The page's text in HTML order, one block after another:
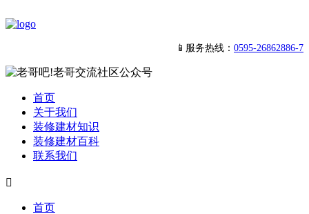
📱服务热线： 0595-26862886-7
首页
关于我们
装修建材知识
装修建材百科
联系我们

首页